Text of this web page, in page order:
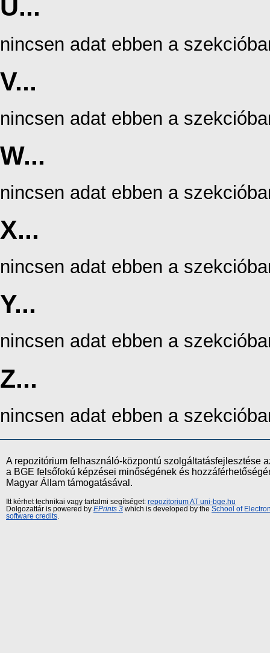
U...
nincsen adat ebben a
V...
nincsen adat ebben a
W...
nincsen adat ebben a
X...
nincsen adat ebben a
Y...
nincsen adat ebben a
Z...
nincsen adat ebben a
A repozitórium felhasználó-központú szolgáltatásfejlesztése
a BGE felsőfokú képzései minőségének és
Magyar Állam támogatásával.
Itt kérhet technikai vagy tartalmi segítséget: repozitorium AT uni-bge.hu
Dolgozattár is powered by EPrints 3 which is developed by the School of
software credits